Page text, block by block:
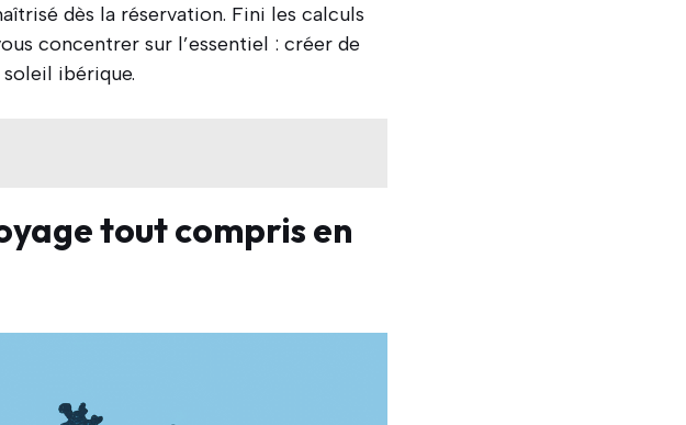
dès la réservation. Fini les calculs
concentrer sur l’essentiel : créer de
ibérique.
tout compris en